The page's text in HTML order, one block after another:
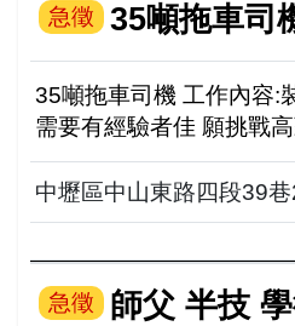
急徵 35噸拖車司
35噸拖車司機 工作內容:
需要有經驗者佳 願挑戰
中壢區中山東路四段39
急徵 師父 半技